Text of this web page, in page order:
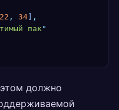
22 , 34
,
пак"
должно